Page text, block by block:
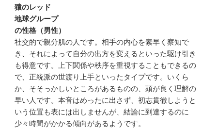
猿のレッド
地球グループ
の性格（男性）
社交的で親分肌の人です。相手の内心を素早く察知で
き、それによって自分の出方を変えるといった駆け引き
も得意です。上下関係や秩序を重視することもできるの
で、正統派の世渡り上手といったタイプです。いくら
か、そそっかしいところがあるものの、頭が良く理解の
早い人です。本音はめったに出さず、初志貫徹しようと
いう位置も表には出しませんが、結論に到達するのに
少々時間がかかる傾向があるようです。